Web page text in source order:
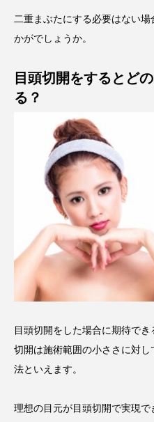
二重まぶたにする必要はない
かがでしょうか。
目頭切開をするとど
る？
目頭切開をした場合に期待で
切開は施術範囲の小ささに対し
法といえます。
理想の目元が目頭切開で実現